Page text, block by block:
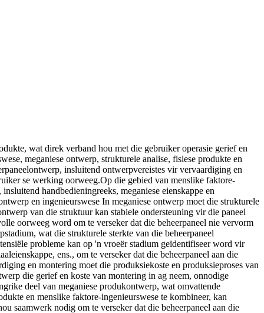
wat direk verband hou met die gebruiker operasie gerief en
meganiese ontwerp, strukturele analise, fisiese produkte en
insluitend ontwerpvereistes vir vervaardiging en
se werking oorweeg.Op die gebied van menslike faktore-
handbedieningreeks, meganiese eienskappe en
en ingenieurswese In meganiese ontwerp moet die strukturele
van die struktuur kan stabiele ondersteuning vir die paneel
oorweeg word om te verseker dat die beheerpaneel nie vervorm
wat die strukturele sterkte van die beheerpaneel
probleme kan op 'n vroeër stadium geïdentifiseer word vir
ens., om te verseker dat die beheerpaneel aan die
en montering moet die produksiekoste en produksieproses van
die gerief en koste van montering in ag neem, onnodige
deel van meganiese produkontwerp, wat omvattende
en menslike faktore-ingenieurswese te kombineer, kan
saamwerk nodig om te verseker dat die beheerpaneel aan die